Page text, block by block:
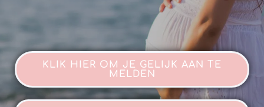
KLIK HIER OM JE GELIJK AAN TE
MELDEN